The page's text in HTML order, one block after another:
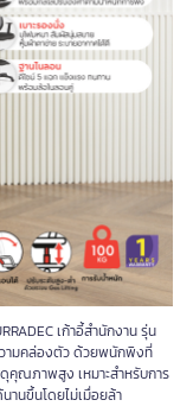
เก้าอี้สำนักงาน รุ่น
ามคล่องตัว ด้วยพนักพิงที่
ดุคุณภาพสูง เหมาะสำหรับการ
านขึ้นโดยไม่เมื่อยล้า